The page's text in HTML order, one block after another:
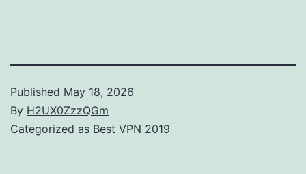
Published May 18, 2026
By H2UX0ZzzQGm
Categorized as Best VPN 2019